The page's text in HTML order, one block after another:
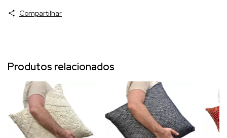
Compartilhar
Produtos relacionados